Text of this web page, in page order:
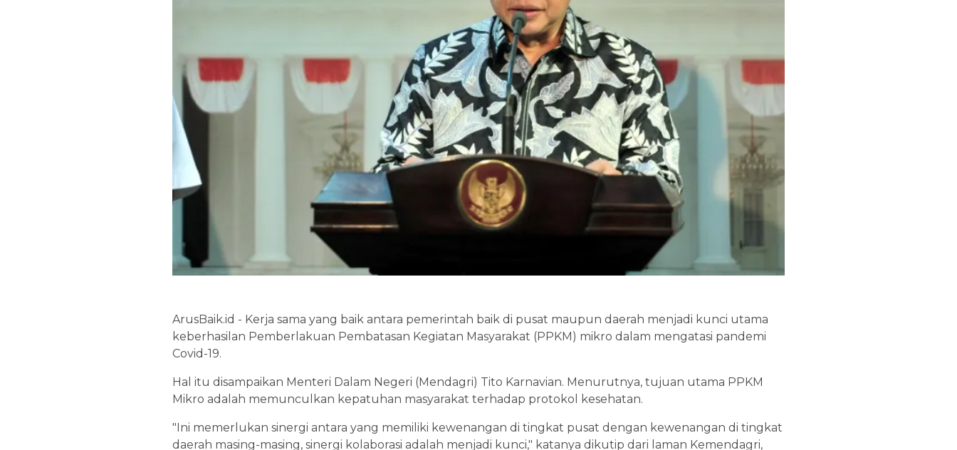
ArusBaik.id - Kerja sama yang baik antara pemerintah baik di pusat maupun daerah menjadi kunci utama
keberhasilan Pemberlakuan Pembatasan Kegiatan Masyarakat (PPKM) mikro dalam mengatasi pandemi
Covid-19.
Hal itu disampaikan Menteri Dalam Negeri (Mendagri) Tito Karnavian. Menurutnya, tujuan utama PPKM
Mikro adalah memunculkan kepatuhan masyarakat terhadap protokol kesehatan.
"Ini memerlukan sinergi antara yang memiliki kewenangan di tingkat pusat dengan kewenangan di tingkat
daerah masing-masing, sinergi kolaborasi adalah menjadi kunci," katanya dikutip dari laman Kemendagri,